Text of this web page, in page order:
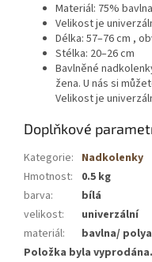
Materiál: 75%
Velikost je
Délka: 57–76 cm ,
Stélka: 20–26 cm
Bavlněné
žena. U nás si
Velikost je
Doplňkové
Kategorie: Nadkolenky
Hmotnost:
0.5 kg
barva:
bílá
velikost:
univerzální
materiál:
bavlna/
Položka byla